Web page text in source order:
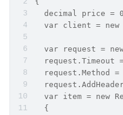
decimal price =
var client = new
var request =
request.Timeout
request.Method =
var item = new
  {